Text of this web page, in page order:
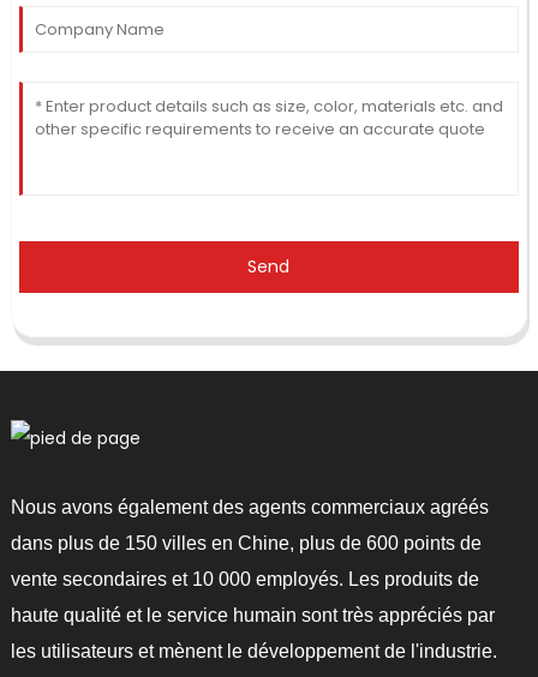
Send
Nous avons également des agents commerciaux agréés
dans plus de 150 villes en Chine, plus de 600 points de
vente secondaires et 10 000 employés. Les produits de
haute qualité et le service humain sont très appréciés par
les utilisateurs et mènent le développement de l'industrie.